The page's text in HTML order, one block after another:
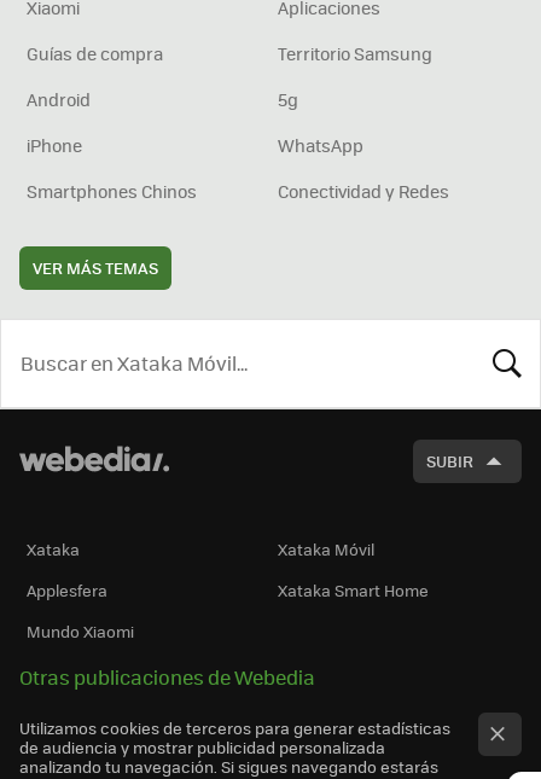
Xiaomi
Aplicaciones
Guías de compra
Territorio Samsung
Android
5g
iPhone
WhatsApp
Smartphones Chinos
Conectividad y Redes
VER MÁS TEMAS
SUBIR
Xataka
Xataka Móvil
Applesfera
Xataka Smart Home
Mundo Xiaomi
Otras publicaciones de Webedia
Utilizamos cookies de terceros para generar estadísticas
de audiencia y mostrar publicidad personalizada
analizando tu navegación. Si sigues navegando estarás